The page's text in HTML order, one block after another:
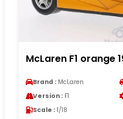
McLaren F1 orange
Brand : McLaren
Version : F1
Scale : 1/18